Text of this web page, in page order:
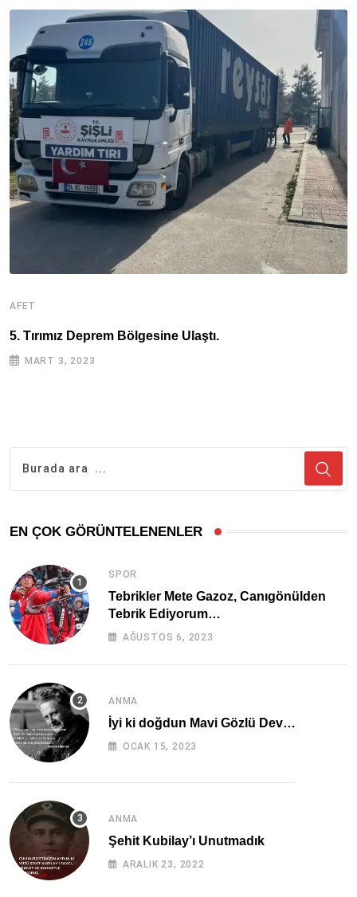
AFET
5. Tırımız Deprem Bölgesine Ulaştı.
MART 3, 2023
EN ÇOK GÖRÜNTELENENLER
SPOR
Tebrikler Mete Gazoz, Canıgönülden
Tebrik Ediyorum…
AĞUSTOS 6, 2023
ANMA
İyi ki doğdun Mavi Gözlü Dev…
OCAK 15, 2023
ANMA
Şehit Kubilay’ı Unutmadık
ARALIK 23, 2022